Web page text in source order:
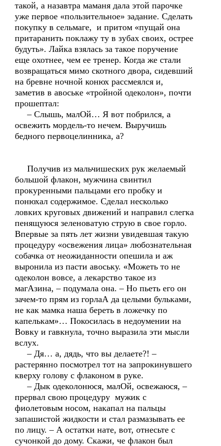
такой, а назавтра маманя дала этой парочке
уже первое «пользительное» задание. Сделать
покупку в сельмаге, и притом «пущай она
притаранить поклажу ту в зубах своих, острее
будуть». Лайка взялась за такое поручение
еще охотнее, чем ее тренер. Когда же стали
возвращаться мимо скотного двора, сидевший
на бревне ночной конюх рассмеялся и,
заметив в авоське «тройной одеколон», почти
прошептал:
– Слышь, малОй… Я вот побрился, а
освежить мордель-то нечем. Выручишь
бедного первоцелинника, а?
Получив из мальчишеских рук желаемый
большой флакон, мужчина свинтил
прокуренными пальцами его пробку и
понюхал содержимое. Сделал несколько
ловких круговых движений и направил слегка
пенящуюся зеленоватую струю в свое горло.
Впервые за пять лет жизни увидевшая такую
процедуру «освежения лица» любознательная
собачка от неожиданности опешила и аж
выронила из пасти авоську. «Можеть то не
одеколон вовсе, а лекарство такое из
магАзина, – подумала она. – Но пьеть его он
зачем-то прям из горлаА да целыми бульками,
не как мамка наша береть в ложечку по
капелькам»… Покосилась в недоумении на
Вовку и гавкнула, точно выразила эти мысли
вслух.
– Дя… а, дядь, что вы делаете?! –
растерянно посмотрел тот на запрокинувшего
кверху голову с флаконом в руке.
– Дык одеколонюся, малОй, освежаюся, –
прервал свою процедуру мужик с
фиолетовым носом, накапал на пальцы
запашистой жидкости и стал размазывать ее
по лицу. – А остатки нате, вот, отнесьте с
сучонкой до дому. Скажи, че флакон был